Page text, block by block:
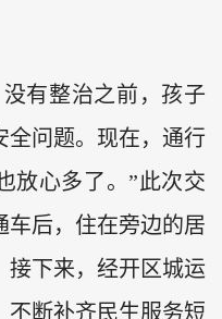
有整治之前，孩子
全问题。现在，通行
放心多了。”此次交
车后，住在旁边的居
接下来，经开区城运
不断补齐民生服务短